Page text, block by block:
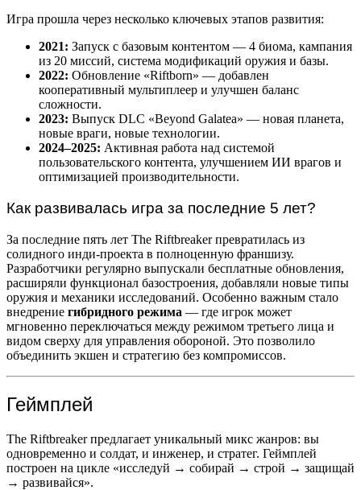
Игра прошла через несколько ключевых этапов развития:
2021: Запуск с базовым контентом — 4 биома, кампания
из 20 миссий, система модификаций оружия и базы.
2022: Обновление «Riftborn» — добавлен
кооперативный мультиплеер и улучшен баланс
сложности.
2023: Выпуск DLC «Beyond Galatea» — новая планета,
новые враги, новые технологии.
2024–2025: Активная работа над системой
пользовательского контента, улучшением ИИ врагов и
оптимизацией производительности.
Как развивалась игра за последние 5 лет?
За последние пять лет The Riftbreaker превратилась из
солидного инди-проекта в полноценную франшизу.
Разработчики регулярно выпускали бесплатные обновления,
расширяли функционал базостроения, добавляли новые типы
оружия и механики исследований. Особенно важным стало
внедрение гибридного режима — где игрок может
мгновенно переключаться между режимом третьего лица и
видом сверху для управления обороной. Это позволило
объединить экшен и стратегию без компромиссов.
Геймплей
The Riftbreaker предлагает уникальный микс жанров: вы
одновременно и солдат, и инженер, и стратег. Геймплей
построен на цикле «исследуй → собирай → строй → защищай
→ развивайся».